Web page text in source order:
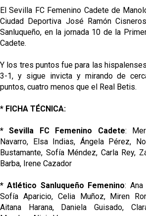
El Sevilla FC Femenino Cadete de
Ciudad Deportiva José Ramón
Sanluqueño, en la jornada 10 de la
Cadete.
Y los tres puntos fue para las
3-1, y sigue invicta y mirando de
puntos, cuatro menos que el Real Betis.
* FICHA TÉCNICA:
* Sevilla FC Femenino Cadete:
Navarro, Elsa Indias, Ángela Pérez,
Bustamante, Sofía Méndez, Carla Rey,
Barba, Irene Cazador
* Atlético Sanluqueño Femenino: Ana
Sofía Aparicio, Celia Muñoz, Miren
Aitana Harana, Daniela Guisado,